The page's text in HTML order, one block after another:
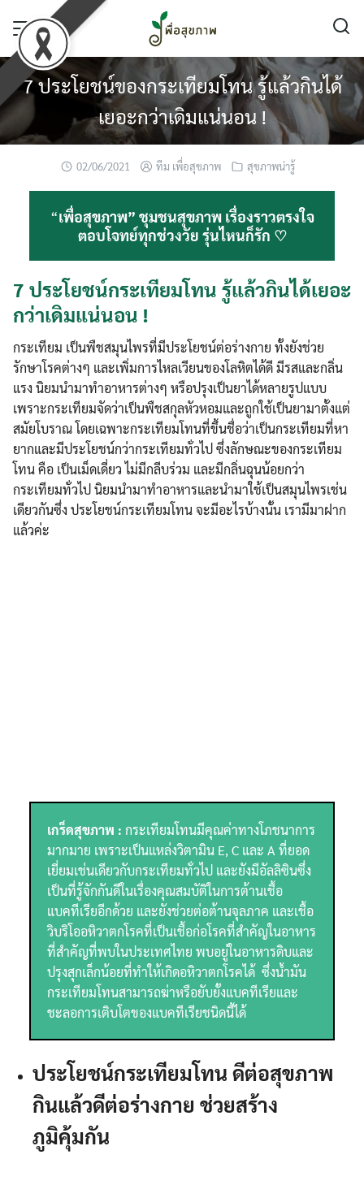
content
7 ประโยชน์ของกระเทียมโทน รู้แล้วกินได้
เยอะกว่าเดิมแน่นอน !
02/06/2021 ทีม เพื่อสุขภาพ สุขภาพน่ารู้
“เพื่อสุขภาพ” ชุมชนสุขภาพ เรื่องราวตรงใจ
ตอบโจทย์ทุกช่วงวัย รุ่นไหนก็รัก ♡
7 ประโยชน์กระเทียมโทน รู้แล้วกินได้เยอะ
กว่าเดิมแน่นอน !
กระเทียม เป็นพืชสมุนไพรที่มีประโยชน์ต่อร่างกาย ทั้งยังช่วย
รักษาโรคต่างๆ และเพิ่มการไหลเวียนของโลหิตได้ดี มีรสและกลิ่น
แรง นิยมนำมาทำอาหารต่างๆ หรือปรุงเป็นยาได้หลายรูปแบบ
เพราะกระเทียมจัดว่าเป็นพืชสกุลหัวหอมและถูกใช้เป็นยามาตั้งแต่
สมัยโบราณ โดยเฉพาะกระเทียมโทนที่ขึ้นชื่อว่าเป็นกระเทียมที่หา
ยากและมีประโยชน์กว่ากระเทียมทั่วไป ซึ่งลักษณะของกระเทียม
โทน คือ เป็นเม็ดเดี่ยว ไม่มีกลีบร่วม และมีกลิ่นฉุนน้อยกว่า
กระเทียมทั่วไป นิยมนำมาทำอาหารและนำมาใช้เป็นสมุนไพรเช่น
เดียวกันซึ่ง ประโยชน์กระเทียมโทน จะมีอะไรบ้างนั้น เรามีมาฝาก
แล้วค่ะ
เกร็ดสุขภาพ : กระเทียมโทนมีคุณค่าทางโภชนาการ
มากมาย เพราะเป็นแหล่งวิตามิน E, C และ A ที่ยอด
เยี่ยมเช่นเดียวกับกระเทียมทั่วไป และยังมีอัลลิซินซึ่ง
เป็นที่รู้จักกันดีในเรื่องคุณสมบัติในการต้านเชื้อ
แบคทีเรียอีกด้วย และยังช่วยต่อต้านจุลภาค และเชื้อ
วิบริโออหิวาตกโรคที่เป็นเชื้อก่อโรคที่สำคัญในอาหาร
ที่สำคัญที่พบในประเทศไทย พบอยู่ในอาหารดิบและ
ปรุงสุกเล็กน้อยที่ทำให้เกิดอหิวาตกโรคได้ ซึ่งน้ำมัน
กระเทียมโทนสามารถฆ่าหรือยับยั้งแบคทีเรียและ
ชะลอการเติบโตของแบคทีเรียชนิดนี้ได้
ประโยชน์กระเทียมโทน ดีต่อสุขภาพ
กินแล้วดีต่อร่างกาย ช่วยสร้าง
ภูมิคุ้มกัน